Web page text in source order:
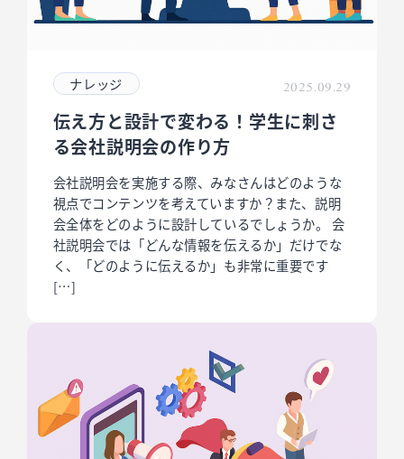
ナレッジ 2025.09.29
伝え方と設計で変わる！学生に刺さ
る会社説明会の作り方
会社説明会を実施する際、みなさんはどのような
視点でコンテンツを考えていますか？また、説明
会全体をどのように設計しているでしょうか。 会
社説明会では「どんな情報を伝えるか」だけでな
く、「どのように伝えるか」も非常に重要です
[…]